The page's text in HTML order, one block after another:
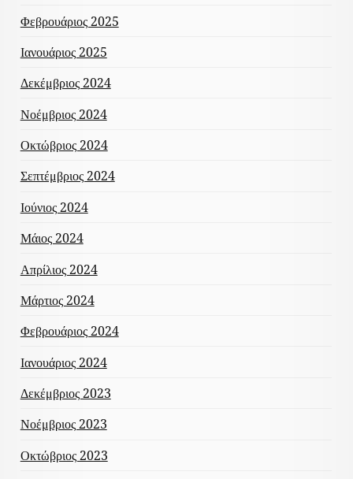
Φεβρουάριος 2025
Ιανουάριος 2025
Δεκέμβριος 2024
Νοέμβριος 2024
Οκτώβριος 2024
Σεπτέμβριος 2024
Ιούνιος 2024
Μάιος 2024
Απρίλιος 2024
Μάρτιος 2024
Φεβρουάριος 2024
Ιανουάριος 2024
Δεκέμβριος 2023
Νοέμβριος 2023
Οκτώβριος 2023